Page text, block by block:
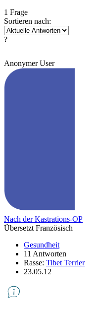
1 Frage
Sortieren nach:
?
Anonymer User
Nach der Kastrations-OP
Übersetzt Französisch
Gesundheit
11 Antworten
Rasse: Tibet Terrier
23.05.12